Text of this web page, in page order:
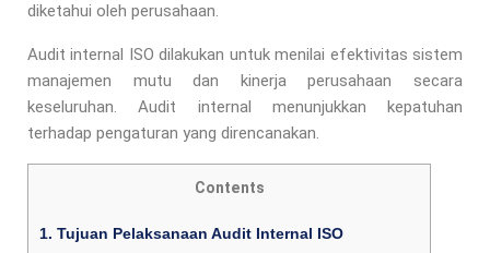
diketahui oleh perusahaan.
Audit internal ISO dilakukan untuk menilai efektivitas sistem
manajemen mutu dan kinerja perusahaan secara
keseluruhan. Audit internal menunjukkan kepatuhan
terhadap pengaturan yang direncanakan.
Contents
1. Tujuan Pelaksanaan Audit Internal ISO